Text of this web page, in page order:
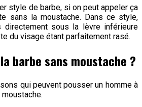
style de barbe, si on peut appeler ça
sans la moustache. Dans ce style,
sous la lèvre inférieure
du visage étant parfaitement rasé.
barbe sans moustache ?
qui peuvent pousser un homme à